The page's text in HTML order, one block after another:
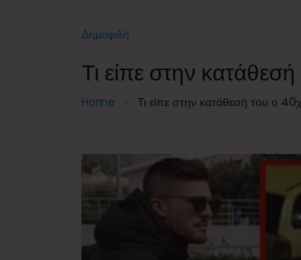
Δημοφιλή
Τι είπε στην
Home Τι είπε στην κατάθεσή του ο